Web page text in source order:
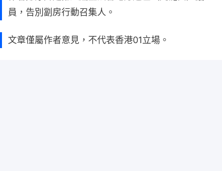
員，告別劏房行動召集人。
文章僅屬作者意見，不代表香港01立場。